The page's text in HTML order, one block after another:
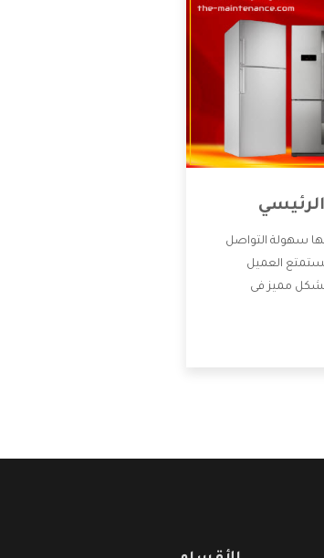
سهولة التواصل
العميل
بشكل مميز فى
الشركة بها